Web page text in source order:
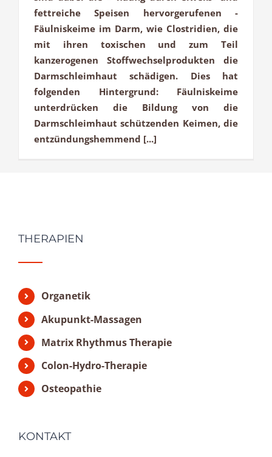
fettreiche Speisen hervorgerufenen -
Fäulniskeime im Darm, wie Clostridien, die
mit ihren toxischen und zum Teil
kanzerogenen Stoffwechselprodukten die
Darmschleimhaut schädigen. Dies hat
folgenden Hintergrund: Fäulniskeime
unterdrücken die Bildung von die
Darmschleimhaut schützenden Keimen, die
entzündungshemmend [...]
THERAPIEN
Organetik
Akupunkt-Massagen
Matrix Rhythmus Therapie
Colon-Hydro-Therapie
Osteopathie
KONTAKT